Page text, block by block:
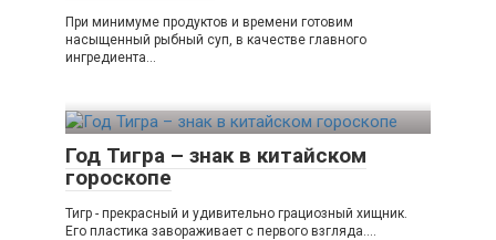
При минимуме продуктов и времени готовим
насыщенный рыбный суп, в качестве главного
ингредиента...
Год Тигра – знак в китайском
гороскопе
Тигр - прекрасный и удивительно грациозный хищник.
Его пластика завораживает с первого взгляда....